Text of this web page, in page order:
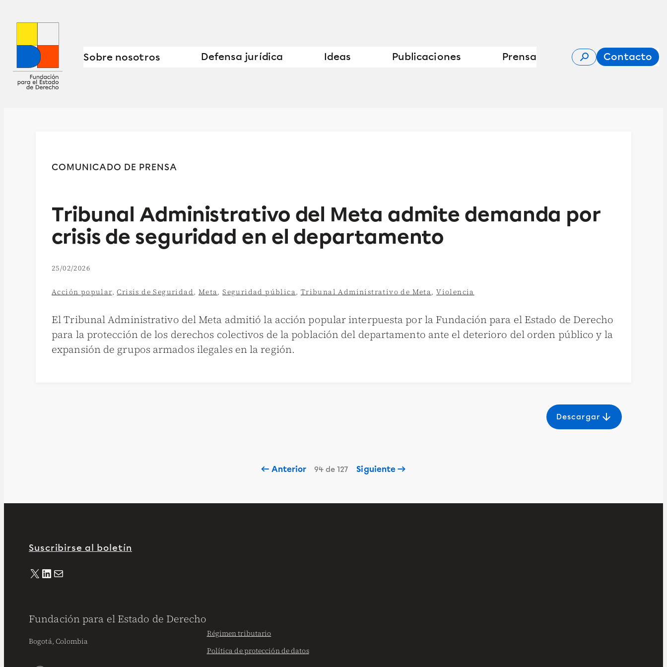
Sobre nosotros Defensa jurídica Ideas Publicaciones Prensa Contacto
COMUNICADO DE PRENSA
Tribunal Administrativo del Meta admite demanda por
crisis de seguridad en el departamento
25/02/2026
Acción popular,Crisis de Seguridad, Meta,Seguridad pública, Tribunal Administrativo de Meta,Violencia
El Tribunal Administrativo del Meta admitió la acción popular interpuesta por la Fundación para el Estado de Derecho
para la protección de los derechos colectivos de la población del departamento ante el deterioro del orden público y la
expansión de grupos armados ilegales en la región.
Descargar arrow_downward
← Anterior 94 de 127 Siguiente →
Suscribirse al boletín
X LinkedIn Correo electrónico
Fundación para el Estado de Derecho
Bogotá, Colombia
Régimen tributario
Política de protección de datos